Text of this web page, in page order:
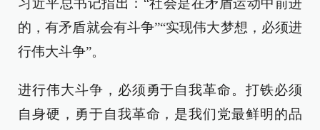
习近平总书记指出：“社会是在矛盾运动中前进
的，有矛盾就会有斗争”“实现伟大梦想，必须进
行伟大斗争”。
进行伟大斗争，必须勇于自我革命。打铁必须
自身硬，勇于自我革命，是我们党最鲜明的品